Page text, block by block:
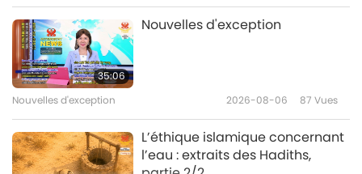
35:57
35:06
Nouvelles d'exception
Nouvelles d'exception 2026-08-06 87 Vues
L’éthique islamique concernant
l’eau : extraits des Hadiths,